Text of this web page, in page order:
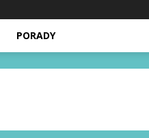
PORADY